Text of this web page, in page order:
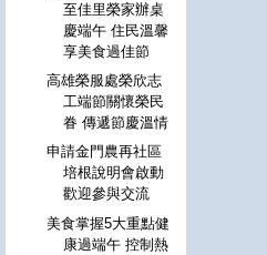
至佳里榮家辦桌
慶端午 住民溫馨
享美食過佳節
高雄榮服處榮欣志
工端節關懷榮民
眷 傳遞節慶溫情
申請金門農再社區
培根說明會啟動
歡迎參與交流
美食掌握5大重點健
康過端午 控制熱